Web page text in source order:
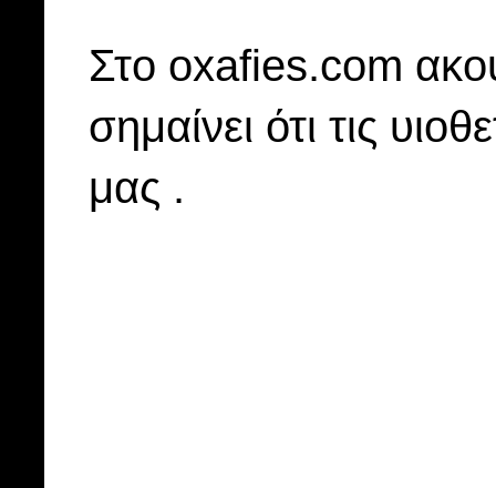
Στo oxafies.com
σημαίνει ότι τις
μας .